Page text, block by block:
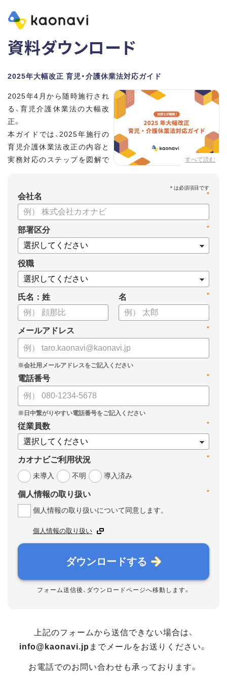
資料ダウンロード
2025年大幅改正 育児・介護休業法対応ガイド
すべて読む
2025年4月から随時施行され
る、育児介護休業法の大幅改
正。
本ガイドでは、2025年施行の
育児介護休業法改正の内容と
実務対応のステップを図解で
*
会社名
*
部署区分
役職
氏名：姓 *
名
*
メールアドレス
*
電話番号
*
従業員数
*
カオナビご利用状況
未導入
不明 導入済み
*
個人情報の取り扱い
個人情報の取り扱いについて同意します。
個人情報の取り扱い
ダウンロードする
フォーム送信後、ダウンロードページへ移動します。
上記のフォームから送信できない場合は、
info@kaonavi.jp までメールをお送りください。
お電話でのお問い合わせも承っております。